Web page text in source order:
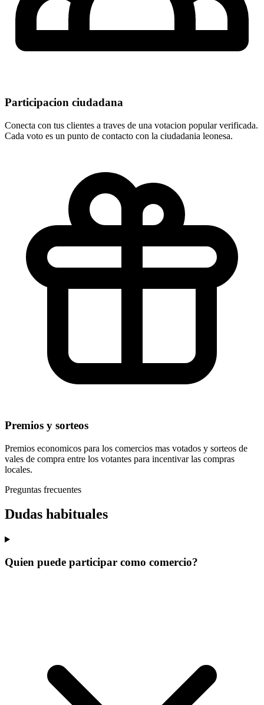
Participacion ciudadana
Conecta con tus clientes a traves de una votacion popular verificada.
Cada voto es un punto de contacto con la ciudadania leonesa.
Premios y sorteos
Premios economicos para los comercios mas votados y sorteos de
vales de compra entre los votantes para incentivar las compras
locales.
Preguntas frecuentes
Dudas habituales
Quien puede participar como comercio?